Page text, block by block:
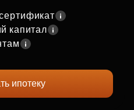
капитал
ипотеку